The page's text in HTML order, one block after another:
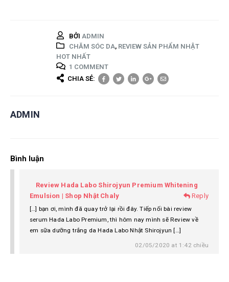
BỞI ADMIN
CHĂM SÓC DA, REVIEW SẢN PHẨM NHẬT
HOT NHẤT
1 COMMENT
CHIA SẺ:
ADMIN
Bình luận
Review Hada Labo Shirojyun Premium Whitening
Emulsion | Shop Nhật Chaly
Reply
[…] bạn ơi, mình đã quay trở lại rồi đây. Tiếp nối bài review
serum Hada Labo Premium, thì hôm nay mình sẽ Review về
em sữa dưỡng trắng da Hada Labo Nhật Shirojyun […]
02/05/2020 at 1:42 chiều